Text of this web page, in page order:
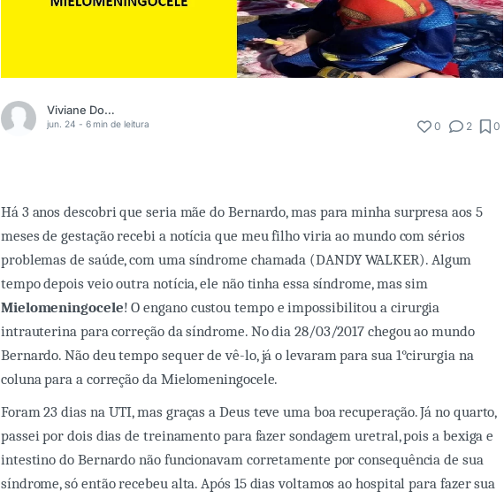
Viviane Dos Reis
jun. 24 - 6 min de leitura 0 2 0
Há 3 anos descobri que seria mãe do Bernardo, mas para minha surpresa aos 5
meses de gestação recebi a notícia que meu filho viria ao mundo com sérios
problemas de saúde, com uma síndrome chamada (DANDY WALKER). Algum
tempo depois veio outra notícia, ele não tinha essa síndrome, mas sim
Mielomeningocele! O engano custou tempo e impossibilitou a cirurgia
intrauterina para correção da síndrome. No dia 28/03/2017 chegou ao mundo
Bernardo. Não deu tempo sequer de vê-lo, já o levaram para sua 1°cirurgia na
coluna para a correção da Mielomeningocele.
Foram 23 dias na UTI, mas graças a Deus teve uma boa recuperação. Já no quarto,
passei por dois dias de treinamento para fazer sondagem uretral, pois a bexiga e
intestino do Bernardo não funcionavam corretamente por consequência de sua
síndrome, só então recebeu alta. Após 15 dias voltamos ao hospital para fazer sua